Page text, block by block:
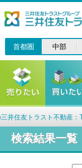
首都圏 中部
井住友トラスト不動産：
検索結果一覧